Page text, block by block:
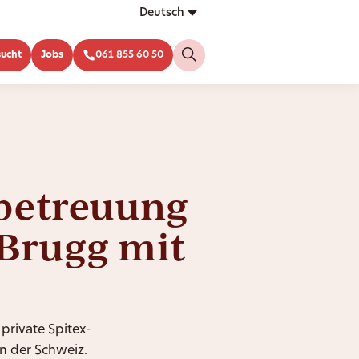
Deutsch
Jobs 061 855 60 50
mit
Spitex-
der Schweiz.